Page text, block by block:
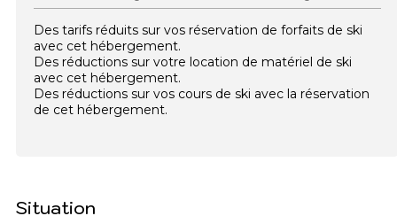
Des tarifs réduits sur vos réservation de forfaits de ski
avec cet hébergement.
Des réductions sur votre location de matériel de ski
avec cet hébergement.
Des réductions sur vos cours de ski avec la réservation
de cet hébergement.
Situation